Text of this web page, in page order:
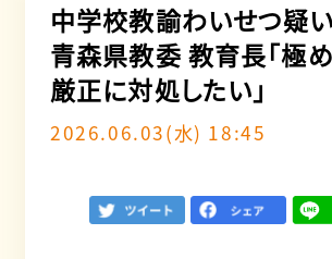
中学校教諭わいせつ疑
青森県教委 教育長「極
厳正に対処したい」
2026.06.03(水) 18:45